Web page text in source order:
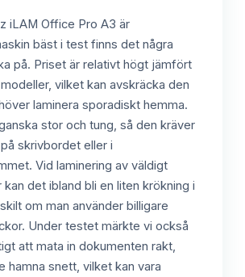
iLAM Office Pro A3 är
bäst i test finns det några
på. Priset är relativt högt jämfört
vilket kan avskräcka den
laminera sporadiskt hemma.
stor och tung, så den kräver
skrivbordet eller i
Vid laminering av väldigt
kan det ibland bli en liten krökning i
om man använder billigare
Under testet märkte vi också
att mata in dokumenten rakt,
hamna snett, vilket kan vara